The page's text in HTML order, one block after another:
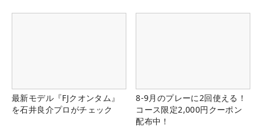
最新モデル『FJクオンタム』
を石井良介プロがチェック
8-9月のプレーに2回使える！
コース限定2,000円クーポン
配布中！